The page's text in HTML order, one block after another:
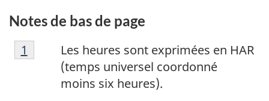
Notes de bas de page
N
o
Les heures sont exprimées en HAR
(temps universel coordonné
moins six heures).
Retour à la référence de la note de bas de
1